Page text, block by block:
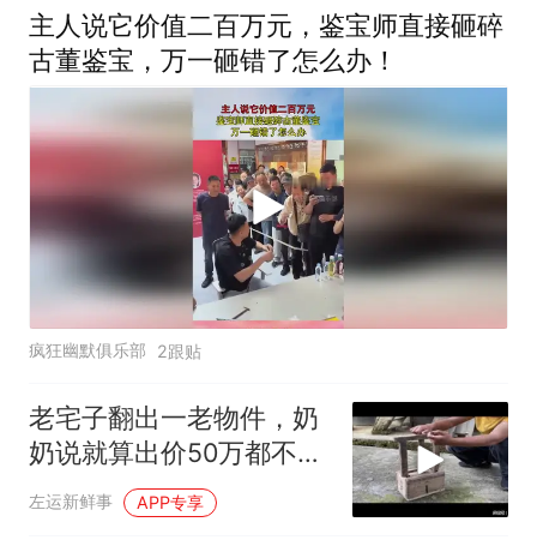
主人说它价值二百万元，鉴宝师直接砸碎
古董鉴宝，万一砸错了怎么办！
疯狂幽默俱乐部 2跟贴
老宅子翻出一老物件，奶
奶说就算出价50万都不
卖，拍给大家看看
左运新鲜事 APP专享